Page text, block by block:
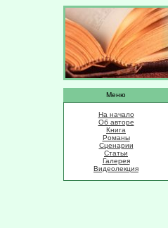
Меню
На начало
Об авторе
Книга
Романы
Сценарии
Статьи
Галерея
Видеолекция